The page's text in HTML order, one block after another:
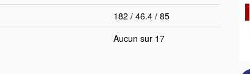
182 / 46.4 / 85
Aucun sur 17